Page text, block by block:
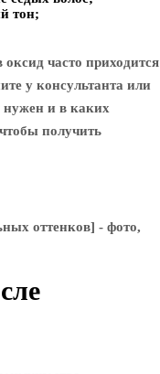
тон;
часто приходится
у консультанта или
нужен и в каких
получить